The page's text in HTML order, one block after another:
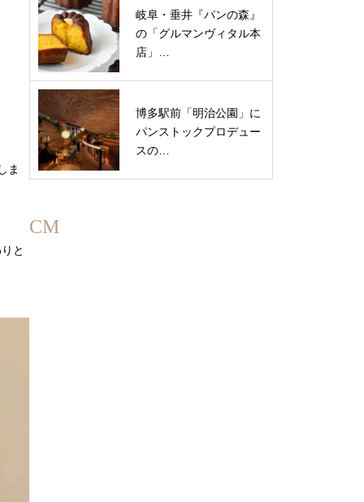
ま
と
岐阜・垂井『パンの森』
の「グルマンヴィタル本
店」…
博多駅前「明治公園」に
パンストックプロデュー
スの…
CM